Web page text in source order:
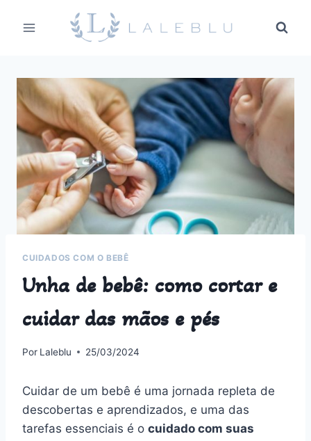
para
CUIDADOS COM O BEBÊ
Unha de bebê: como cortar e
cuidar das mãos e pés
Por Laleblu 25/03/2024
Cuidar de um bebê é uma jornada repleta de
descobertas e aprendizados, e uma das
tarefas essenciais é o cuidado com suas